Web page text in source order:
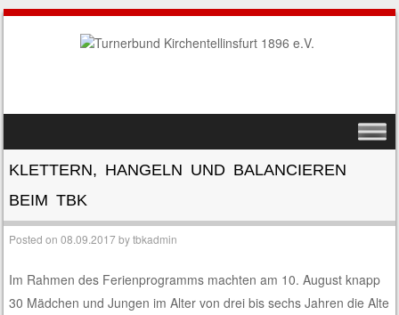
MENU
KLETTERN, HANGELN UND BALANCIEREN
BEIM TBK
Posted on08.09.2017bytbkadmin
Im Rahmen des Ferienprogramms machten am 10. August knapp
30 Mädchen und Jungen im Alter von drei bis sechs Jahren die Alte